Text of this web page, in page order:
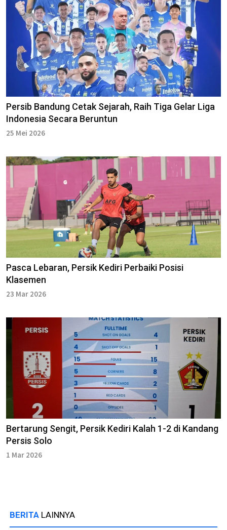
Persib Bandung Cetak Sejarah, Raih Tiga Gelar Liga
Indonesia Secara Beruntun
25 Mei 2026
Pasca Lebaran, Persik Kediri Perbaiki Posisi
Klasemen
23 Mar 2026
Bertarung Sengit, Persik Kediri Kalah 1-2 di Kandang
Persis Solo
1 Mar 2026
BERITA LAINNYA